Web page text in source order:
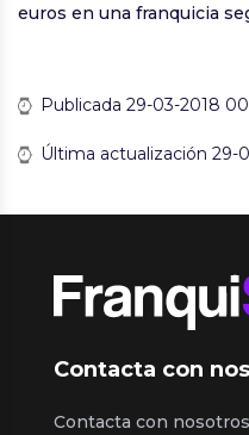
euros en una franquicia
Publicada 29-03-2018
Última actualización 29-
Contacta con
Contacta con